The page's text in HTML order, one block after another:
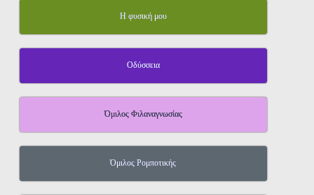
Η φυσική μου
Οδύσσεια
Όμιλος Φιλαναγνωσίας
Όμιλος Ρομποτικής